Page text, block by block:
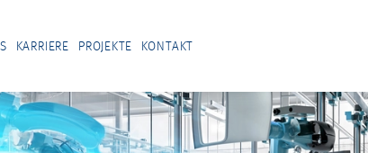
KARRIERE PROJEKTE KONTAKT